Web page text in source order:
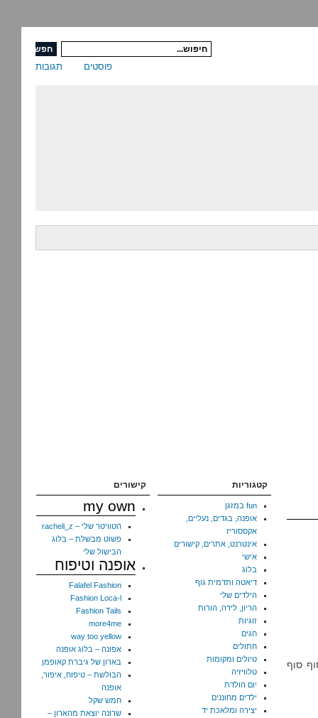
תגובות פוסטים
סוף
קטגוריות
fun במזגן
אופנה, בגדים, נעליים,
אקססוריז
אינטרנט, אתרים, קישורים
אישי
בלוג
דיאטה ותדמית גוף
הילדים שלי
הריון, לידה, הורות
זוגיות
חגים
חתולים
טיולים ומקומות
טלוויזיה
יום הולדת
ילדים מחוננים
יצירה ומלאכת יד
קישורים
my own
הטוויטר שלי – racheli_z
פשוט מבשלת – בלוג
הבישול שלי
אופנה וטיפוח
Falafel Fashion
Fashion Loca-l
Fashion Tails
more4me
way too yellow
אפונה – בלוג אופנה
בארון של גיברת קאופמן
הבולשת – טיפוח, איפור,
אופנה
חמש שקל
שרונה יוצאת מהארון –